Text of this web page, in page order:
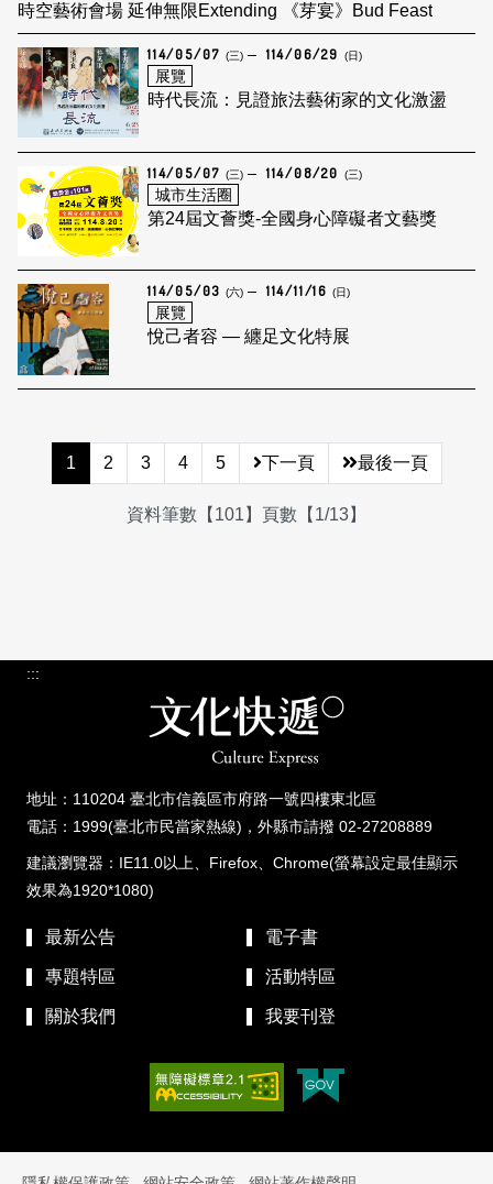
時空藝術會場 延伸無限Extending 《芽宴》Bud Feast
114/05/07 (三) 114/06/29 (日)
展覽
時代長流：見證旅法藝術家的文化激盪
114/05/07 (三) 114/08/20 (三)
城市生活圈
第24屆文薈獎-全國身心障礙者文藝獎
114/05/03 (六) 114/11/16 (日)
展覽
悅己者容 — 纏足文化特展
1 2 3 4 5 下一頁 最後一頁
資料筆數【101】頁數【1/13】
:::
地址：110204 臺北市信義區市府路一號四樓東北區
電話：1999(臺北市民當家熱線)，外縣市請撥 02-27208889
建議瀏覽器：IE11.0以上、Firefox、Chrome(螢幕設定最佳顯示
效果為1920*1080)
最新公告 電子書
專題特區 活動特區
關於我們 我要刊登